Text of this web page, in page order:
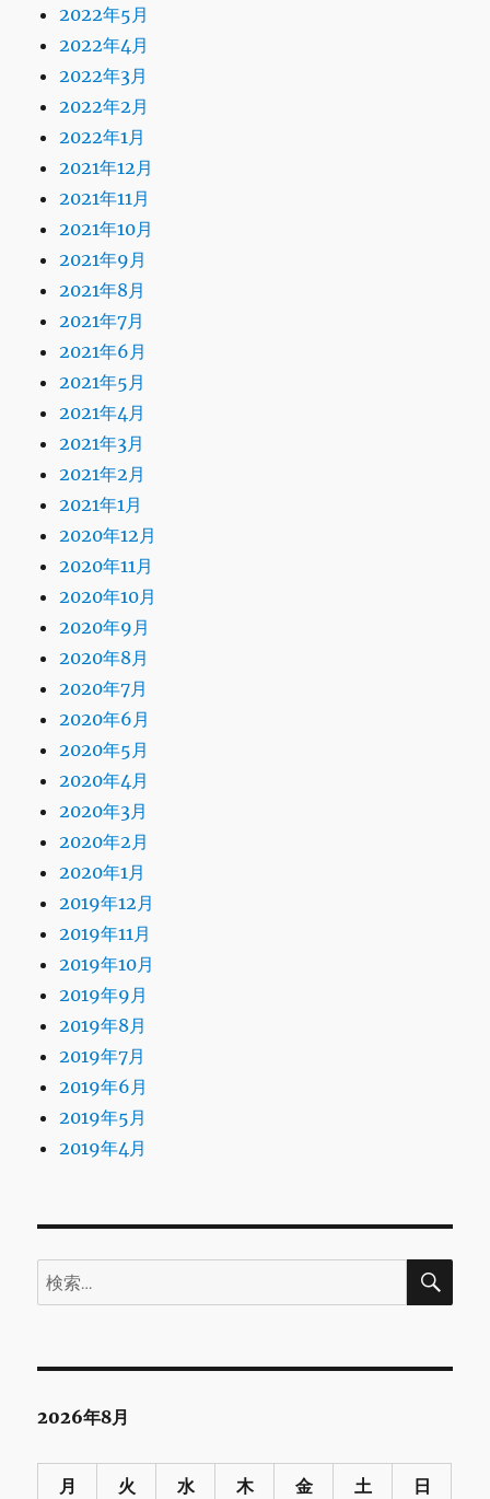
2022年5月
2022年4月
2022年3月
2022年2月
2022年1月
2021年12月
2021年11月
2021年10月
2021年9月
2021年8月
2021年7月
2021年6月
2021年5月
2021年4月
2021年3月
2021年2月
2021年1月
2020年12月
2020年11月
2020年10月
2020年9月
2020年8月
2020年7月
2020年6月
2020年5月
2020年4月
2020年3月
2020年2月
2020年1月
2019年12月
2019年11月
2019年10月
2019年9月
2019年8月
2019年7月
2019年6月
2019年5月
2019年4月
検
索:
検
2026年8月
月 火 水 木 金 土 日